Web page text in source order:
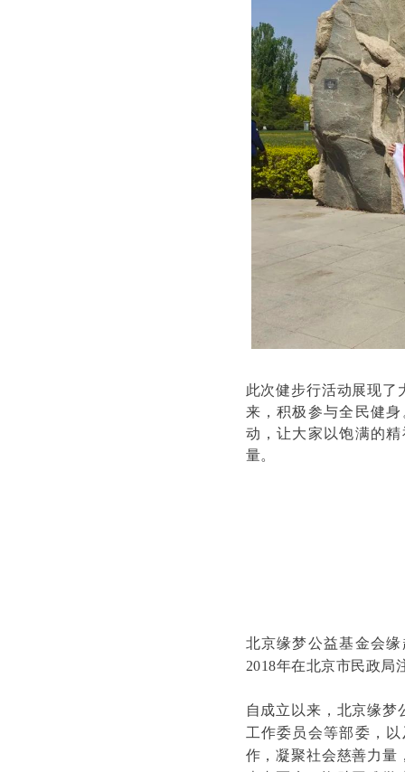
此次健步行活动展现了
来，积极参与全民健
动，让大家以饱满的
量。
北京缘梦公益基金会
2018年在北京市民政局
自成立以来，北京缘
工作委员会等部委，
作，凝聚社会慈善力量